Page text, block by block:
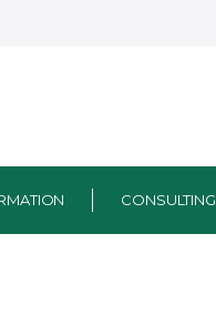
CONSULTING